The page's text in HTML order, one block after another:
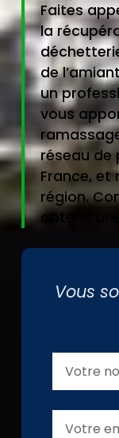
Faites
la
de
un
vous
réseau de
France, et
région.
obtenir
Vous